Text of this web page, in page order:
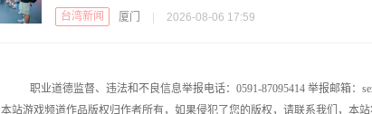
台湾新闻 厦门 2026-08-06 17:59
职业道德监督、违法和不良信息举报电话：0591-87095414 举报邮箱：
本站游戏频道作品版权归作者所有，如果侵犯了您的版权，请联系我们，本站